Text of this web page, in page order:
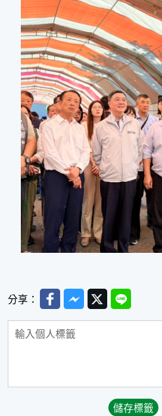
分享： FacebookMessenger
TwitterLine